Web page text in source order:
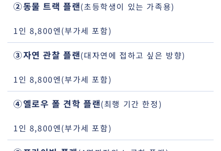
②동물 트랙 플랜(초등학생이 있는 가족용)
1인 8,800엔(부가세 포함)
③자연 관찰 플랜(대자연에 접하고 싶은 방향)
1인 8,800엔(부가세 포함)
④옐로우 폴 견학 플랜(최행 기간 한정)
1인 8,800엔(부가세 포함)